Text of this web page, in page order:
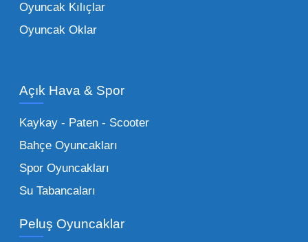
ürün grupları arasında yer almaktadır.
Oyuncak Araçlar:
stok imkanımızla sunulmaktadır.
Küçük Oyuncaklar:
sağlayan toptan küçük oyuncaklar, bakkallar,
Bu kategorideki küçük oyuncaklar toptan
alımlarda çok düşük maliyetlerle yüksek
adetli stok yapmanıza olanak tanır. Özellikle
sürpriz paketler ve figürler, çocukların
Oyuncak Kılıçlar
Oyuncak Oklar
Açık Hava & Spor
Kaykay - Paten - Scooter
Bahçe Oyuncakları
Spor Oyuncakları
Su Tabancaları
Peluş Oyuncaklar